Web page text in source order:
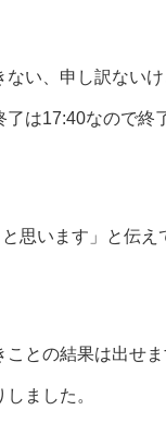
い、申し訳ない
は17:40なので終
思います」と伝え
との結果は出せ
ました。